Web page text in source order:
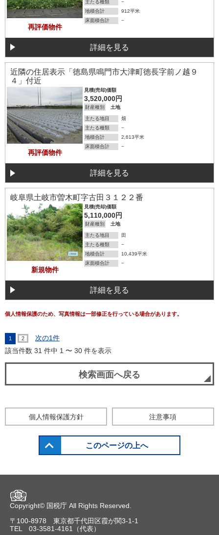
再評価物件
主たる種類
−
地積合計
912平米
床面積合計
−
詳細を見る
近隣の住居表示「徳島県鳴門市大津町徳長字前ノ越９
４」付近
再評価物件
見積(売却)価額
3,520,000円
財産種別 土地
主たる地目
畑
主たる種類
−
地積合計
2,613平米
床面積合計
−
詳細を見る
岐阜県土岐市曽木町字古田３１２２番
新規物件
見積(売却)価額
5,110,000円
財産種別 土地
主たる地目
田
主たる種類
−
地積合計
10,439平米
床面積合計
−
詳細を見る
個人情報保護のため、写真情報は一部修正を行っている場合があります。
1 2
次の1件
該当件数 31 件中 1 〜 30 件を表示
検索画面へ戻る
個人情報保護方針 注意事項
このページの上へ
Copyright© 国税庁 All Rights Reserved.
〒100-8978 東京都千代田区霞が関3-1-1
TEL 03-3581-4161（代表）